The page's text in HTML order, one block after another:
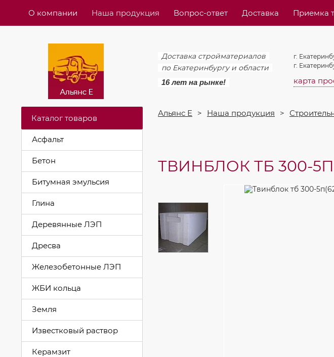
О компании Наша продукция Вопрос-ответ Доставка Приемка
Доставка стройматериалов
по Екатеринбургу и области
16 лет на рынке!
г.
г.
карта
Каталог товаров
Асфальт
Бетон
Битумная эмульсия
Глина
Деревянные ЛЭП
Дресва
Железобетонные ЛЭП
ЖБИ кольца
Земля
Известковый раствор
Керамзит
Альянс Е Наша продукция
ТВИНБЛОК ТБ 300-